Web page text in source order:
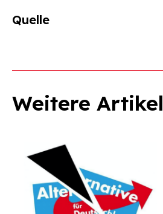
Quelle
Weitere Artikel